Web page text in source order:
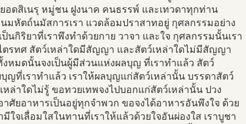
อดสิเนรุ หมู่ชน ฝูงนาค คนธรรพ์ และเทวดาทุกท่าน
มหัตถ์นมัสการเรา แวดล้อมปราสาทอยู่ กุศลกรรมอย่าง
ป็นกิริยาที่เราพึงทำด้วยกาย วาจา และใจ กุศลกรรมนั้นเรา
ตรทศ สัตว์เหล่าใดมีสัญญา และสัตว์เหล่าใดไม่มีสัญญา
หมดนั้นจงเป็นผู้มีส่วนแห่งผลบุญ ที่เราทำแล้ว สัตว์
บุญที่เราทำแล้ว เราให้ผลบุญแก่สัตว์เหล่านั้น บรรดาสัตว์
หล่าใดไม่รู้ ขอทวยเทพจงไปบอกแก่สัตว์เหล่านั้น ปวง
าศัยอาหารเป็นอยู่ทุกจำพวก ขอจงได้อาหารอันพึงใจ ด้วย
มีใจเลื่อมใสในทานที่เราให้แล้วด้วยใจอันผ่องใส เราบูชา